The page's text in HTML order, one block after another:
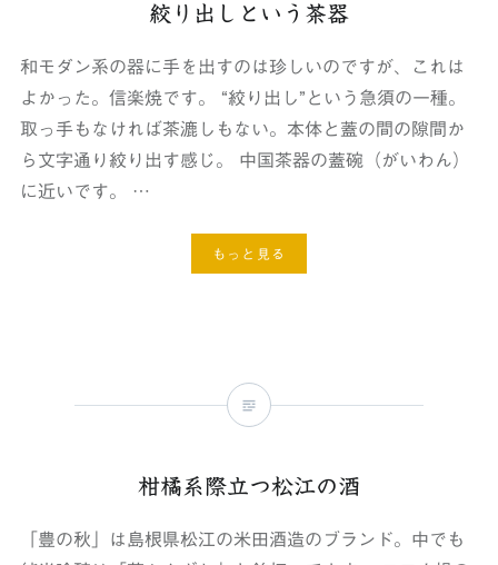
絞り出しという茶器
和モダン系の器に手を出すのは珍しいのですが、これは
よかった。信楽焼です。 “絞り出し”という急須の一種。
取っ手もなければ茶漉しもない。本体と蓋の間の隙間か
ら文字通り絞り出す感じ。 中国茶器の蓋碗（がいわん）
に近いです。 …
もっと見る
柑橘系際立つ松江の酒
「豊の秋」は島根県松江の米田酒造のブランド。中でも